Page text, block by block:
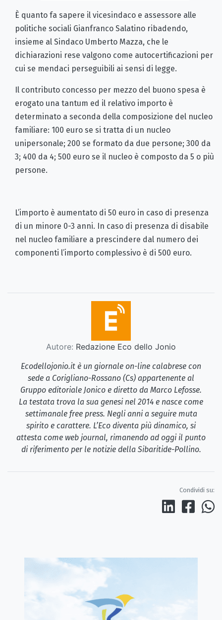
È quanto fa sapere il vicesindaco e assessore alle
politiche sociali Gianfranco Salatino ribadendo,
insieme al Sindaco Umberto Mazza, che le
dichiarazioni rese valgono come autocertificazioni per
cui se mendaci perseguibili ai sensi di legge.
Il contributo concesso per mezzo del buono spesa è
erogato una tantum ed il relativo importo è
determinato a seconda della composizione del nucleo
familiare: 100 euro se si tratta di un nucleo
unipersonale; 200 se formato da due persone; 300 da
3; 400 da 4; 500 euro se il nucleo è composto da 5 o più
persone.
L’importo è aumentato di 50 euro in caso di presenza
di un minore 0-3 anni. In caso di presenza di disabile
nel nucleo familiare a prescindere dal numero dei
componenti l’importo complessivo è di 500 euro.
Autore: Redazione Eco dello Jonio
Ecodellojonio.it è un giornale on-line calabrese con
sede a Corigliano-Rossano (Cs) appartenente al
Gruppo editoriale Jonico e diretto da Marco Lefosse.
La testata trova la sua genesi nel 2014 e nasce come
settimanale free press. Negli anni a seguire muta
spirito e carattere. L’Eco diventa più dinamico, si
attesta come web journal, rimanendo ad oggi il punto
di riferimento per le notizie della Sibaritide-Pollino.
Condividi su: